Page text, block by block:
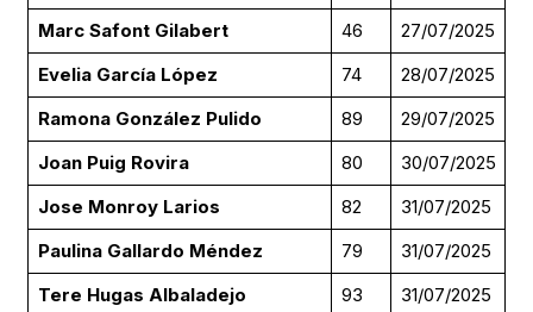
Marc Safont Gilabert 46
27/07/2025
Evelia García López
74
28/07/2025
Ramona González Pulido
89
29/07/2025
Joan Puig Rovira
80
30/07/2025
Jose Monroy Larios
82
31/07/2025
Paulina Gallardo Méndez
79
31/07/2025
Tere Hugas Albaladejo
93
31/07/2025